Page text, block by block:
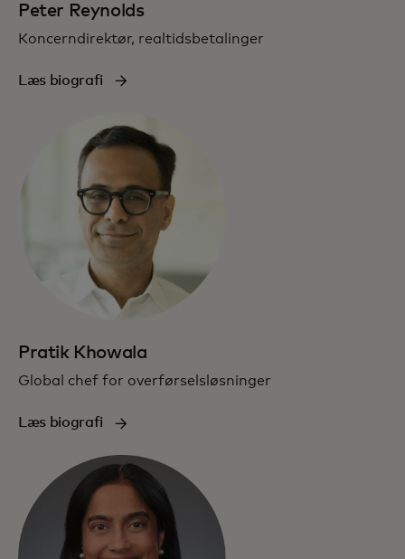
Peter Reynolds
Koncerndirektør, realtidsbetalinger
Læs biografi
Pratik Khowala
Global chef for overførselsløsninger
Læs biografi